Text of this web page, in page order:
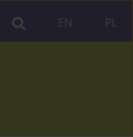
PL
EN